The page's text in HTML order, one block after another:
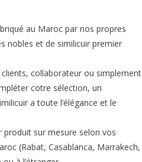
au Maroc par nos propres
nobles et de similicuir premier
collaborateur ou simplement
cotre sélection, un
a toute l’élégance et le
produit sur mesure selon vos
(Rabat, Casablanca, Marrakech,